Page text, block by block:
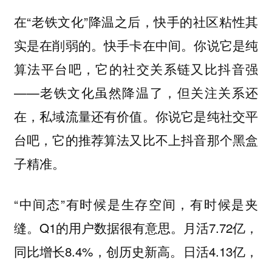
在“老铁文化”降温之后，快手的社区粘性其
实是在削弱的。快手卡在中间。你说它是纯
算法平台吧，它的社交关系链又比抖音强
——老铁文化虽然降温了，但关注关系还
在，私域流量还有价值。你说它是纯社交平
台吧，它的推荐算法又比不上抖音那个黑盒
子精准。
“中间态”有时候是生存空间，有时候是夹
缝。Q1的用户数据很有意思。月活7.72亿，
同比增长8.4%，创历史新高。日活4.13亿，